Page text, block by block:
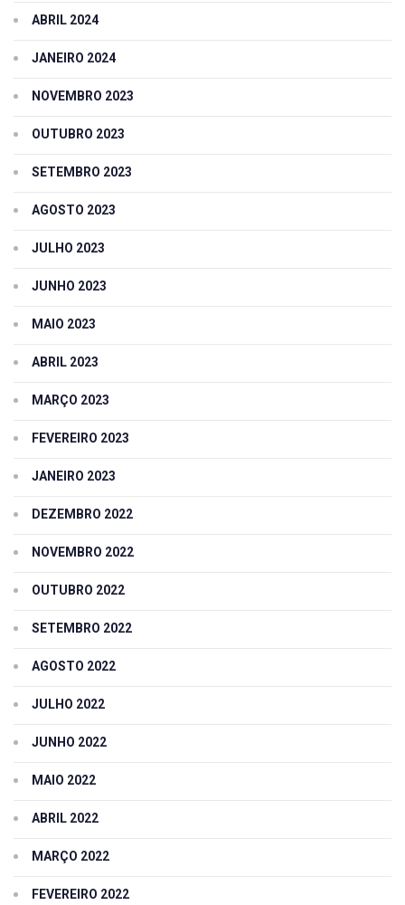
ABRIL 2024
JANEIRO 2024
NOVEMBRO 2023
OUTUBRO 2023
SETEMBRO 2023
AGOSTO 2023
JULHO 2023
JUNHO 2023
MAIO 2023
ABRIL 2023
MARÇO 2023
FEVEREIRO 2023
JANEIRO 2023
DEZEMBRO 2022
NOVEMBRO 2022
OUTUBRO 2022
SETEMBRO 2022
AGOSTO 2022
JULHO 2022
JUNHO 2022
MAIO 2022
ABRIL 2022
MARÇO 2022
FEVEREIRO 2022